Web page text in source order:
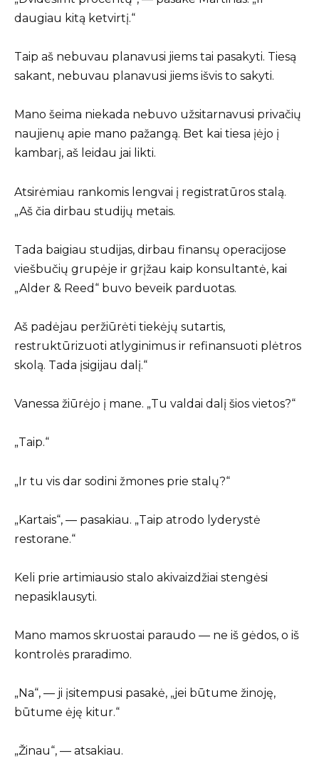
daugiau kitą ketvirtį.“
Taip aš nebuvau planavusi jiems tai pasakyti. Tiesą
sakant, nebuvau planavusi jiems išvis to sakyti.
Mano šeima niekada nebuvo užsitarnavusi privačių
naujienų apie mano pažangą. Bet kai tiesa įėjo į
kambarį, aš leidau jai likti.
Atsirėmiau rankomis lengvai į registratūros stalą.
„Aš čia dirbau studijų metais.
Tada baigiau studijas, dirbau finansų operacijose
viešbučių grupėje ir grįžau kaip konsultantė, kai
„Alder & Reed“ buvo beveik parduotas.
Aš padėjau peržiūrėti tiekėjų sutartis,
restruktūrizuoti atlyginimus ir refinansuoti plėtros
skolą. Tada įsigijau dalį.“
Vanessa žiūrėjo į mane. „Tu valdai dalį šios vietos?“
„Taip.“
„Ir tu vis dar sodini žmones prie stalų?“
„Kartais“, — pasakiau. „Taip atrodo lyderystė
restorane.“
Keli prie artimiausio stalo akivaizdžiai stengėsi
nepasiklausyti.
Mano mamos skruostai paraudo — ne iš gėdos, o iš
kontrolės praradimo.
„Na“, — ji įsitempusi pasakė, „jei būtume žinoję,
būtume ėję kitur.“
„Žinau“, — atsakiau.